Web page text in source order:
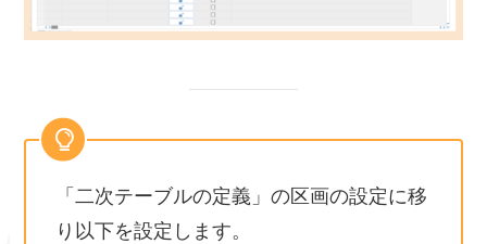
「二次テーブルの定義」の区画の設定に移
り以下を設定します。